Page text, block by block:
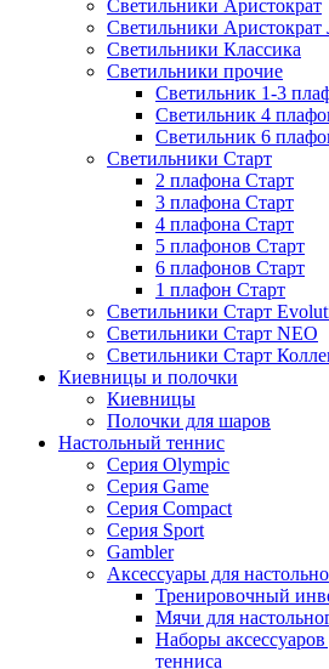
Светильники Аристократ
Светильники
Светильники Классика
Светильники прочие
Светильник 1-3
Светильник 4
Светильник 6
Светильники Старт
2 плафона Старт
3 плафона Старт
4 плафона Старт
5 плафонов Старт
6 плафонов Старт
1 плафон Старт
Светильники Старт
Светильники Старт NEO
Светильники Старт
Киевницы и полочки
Киевницы
Полочки для шаров
Настольный теннис
Серия Olympic
Серия Game
Серия Compact
Серия Sport
Gambler
Аксессуары для
Тренировочный
Мячи для
Наборы
тенниса